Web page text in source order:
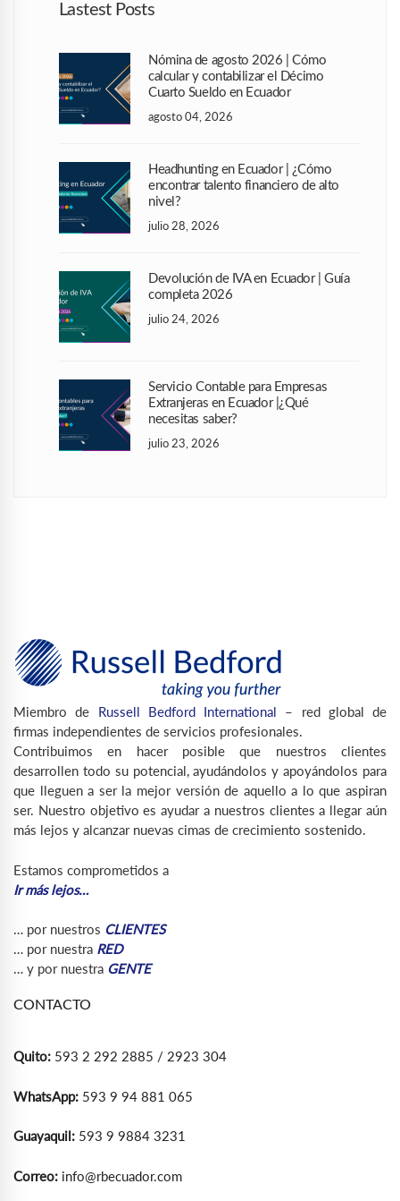
Lastest Posts
Nómina de agosto 2026 | Cómo
calcular y contabilizar el Décimo
Cuarto Sueldo en Ecuador
agosto 04, 2026
Headhunting en Ecuador | ¿Cómo
encontrar talento financiero de alto
nivel?
julio 28, 2026
Devolución de IVA en Ecuador | Guía
completa 2026
julio 24, 2026
Servicio Contable para Empresas
Extranjeras en Ecuador |¿Qué
necesitas saber?
julio 23, 2026
Miembro de Russell Bedford International – red global de
firmas independientes de servicios profesionales.
Contribuimos en hacer posible que nuestros clientes
desarrollen todo su potencial, ayudándolos y apoyándolos para
que lleguen a ser la mejor versión de aquello a lo que aspiran
ser. Nuestro objetivo es ayudar a nuestros clientes a llegar aún
más lejos y alcanzar nuevas cimas de crecimiento sostenido.
Estamos comprometidos a
Ir más lejos…
… por nuestros CLIENTES
… por nuestra RED
… y por nuestra GENTE
CONTACTO
Quito: 593 2 292 2885 / 2923 304
WhatsApp: 593 9 94 881 065
Guayaquil: 593 9 9884 3231
Correo: info@rbecuador.com